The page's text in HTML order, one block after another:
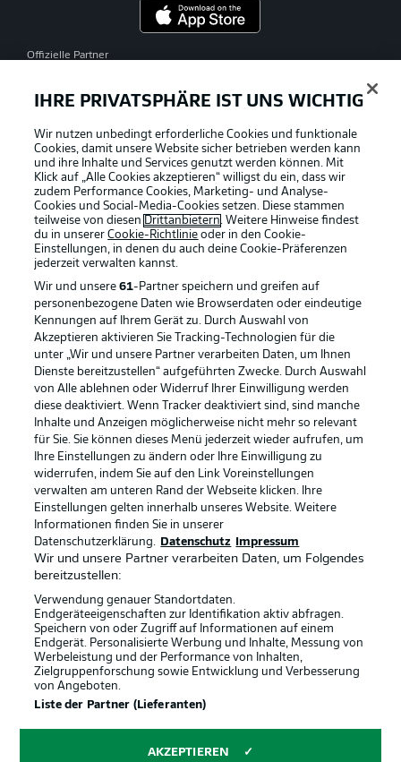
Offizielle Partner
Rechtliche Hinweise Voreinstellungen verwalten
Datenschutz Nutzungsbedingungen
Kontakt Jobs
Impressum Partner
Spieler Liveticker
AGB
© 2026 Bundesliga-Gruppe GmbH
Sprachauswahl
IHRE PRIVATSPHÄRE IST UNS WICHTIG
Wir nutzen unbedingt erforderliche Cookies und funktionale
Cookies, damit unsere Website sicher betrieben werden kann
und ihre Inhalte und Services genutzt werden können. Mit
Klick auf „Alle Cookies akzeptieren“ willigst du ein, dass wir
zudem Performance Cookies, Marketing- und Analyse-
Cookies und Social-Media-Cookies setzen. Diese stammen
teilweise von diesen Drittanbietern. Weitere Hinweise findest
du in unsererCookie-Richtlinie oder in den Cookie-
Einstellungen, in denen du auch deine Cookie-Präferenzen
jederzeit verwalten kannst.
Wir und unsere61-Partner speichern und greifen auf
personenbezogene Daten wie Browserdaten oder eindeutige
Kennungen auf Ihrem Gerät zu. Durch Auswahl von
Akzeptieren aktivieren Sie Tracking-Technologien für die
unter „Wir und unsere Partner verarbeiten Daten, um Ihnen
Dienste bereitzustellen“ aufgeführten Zwecke. Durch Auswahl
von Alle ablehnen oder Widerruf Ihrer Einwilligung werden
diese deaktiviert. Wenn Tracker deaktiviert sind, sind manche
Inhalte und Anzeigen möglicherweise nicht mehr so relevant
für Sie. Sie können dieses Menü jederzeit wieder aufrufen, um
Ihre Einstellungen zu ändern oder Ihre Einwilligung zu
widerrufen, indem Sie auf den Link Voreinstellungen
verwalten am unteren Rand der Webseite klicken. Ihre
Einstellungen gelten innerhalb unseres Website. Weitere
Informationen finden Sie in unserer
Datenschutzerklärung.
Datenschutz Impressum
Wir und unsere Partner verarbeiten Daten, um Folgendes
bereitzustellen:
Verwendung genauer Standortdaten.
Endgeräteeigenschaften zur Identifikation aktiv abfragen.
Speichern von oder Zugriff auf Informationen auf einem
Endgerät. Personalisierte Werbung und Inhalte, Messung von
Werbeleistung und der Performance von Inhalten,
Zielgruppenforschung sowie Entwicklung und Verbesserung
von Angeboten.
Liste der Partner (Lieferanten)
AKZEPTIEREN